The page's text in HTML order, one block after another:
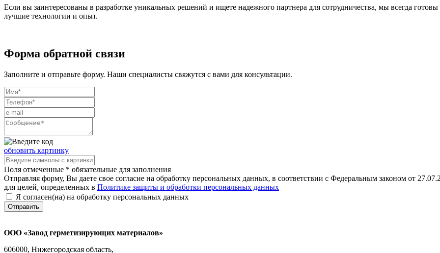
Если вы заинтересованы в разработке уникальных решений и ищете надежного партнера для сотрудничества, мы всегда
лучшие технологии и опыт.
Форма обратной связи
Заполните и отправьте форму. Наши специалисты свяжутся с вами для консультации.
обновить картинку
Поля отмеченные * обязательные для заполнения
Отправляя форму, Вы даете свое согласие на обработку персональных данных, в соответствии с Федеральным законом от
для целей, определенных в Политике защиты и обработки персональных данных
Я согласен(на) на обработку персональных данных
Отправить
ООО «Завод герметизирующих материалов»
606000, Нижегородская область,